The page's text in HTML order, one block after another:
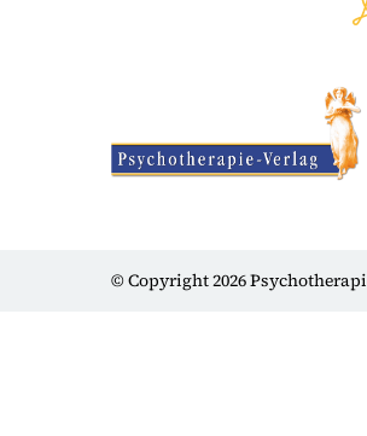
© Copyright 2026